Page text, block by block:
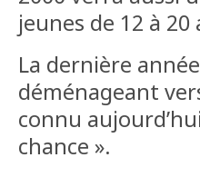
jeunes de 12 à 20
La dernière
déménageant
connu
chance ».